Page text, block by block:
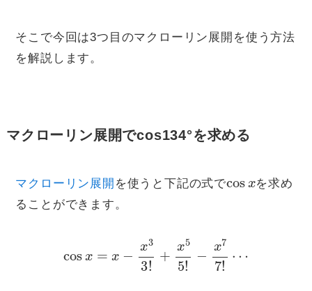
そこで今回は3つ目のマクローリン展開を使う方法
を解説します。
マクローリン展開でcos134°を求める
マクローリン展開 を使うと下記の式で
を求め
ることができます。
3! 5! 7!